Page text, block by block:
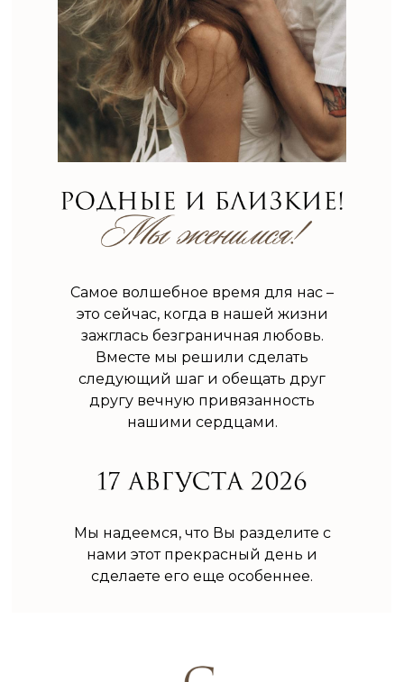
Самое волшебное время для нас –
это сейчас, когда в нашей жизни
зажглась безграничная любовь.
Вместе мы решили сделать
следующий шаг и обещать друг
другу вечную привязанность
нашими сердцами.
Мы надеемся, что Вы разделите с
нами этот прекрасный день и
сделаете его еще особеннее.